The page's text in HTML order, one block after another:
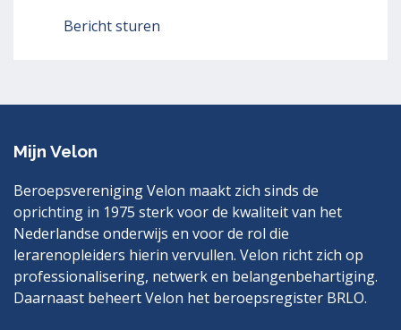
Bericht sturen
Mijn Velon
Beroepsvereniging Velon maakt zich sinds de
oprichting in 1975 sterk voor de kwaliteit van het
Nederlandse onderwijs en voor de rol die
lerarenopleiders hierin vervullen. Velon richt zich op
professionalisering, netwerk en belangenbehartiging.
Daarnaast beheert Velon het beroepsregister BRLO.